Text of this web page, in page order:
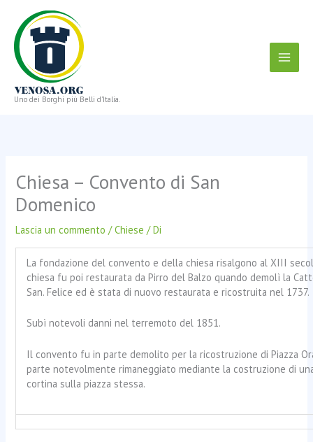
contenuto
Uno dei Borghi più Belli d'Italia.
Chiesa – Convento di San
Domenico
Lascia un commento /Chiese / Di
La fondazione del convento e della chiesa risalgono al XIII
chiesa fu poi restaurata da Pirro del Balzo quando demolì la
San. Felice ed è stata di nuovo restaurata e ricostruita nel 1737.
Subì notevoli danni nel terremoto del 1851.
Il convento fu in parte demolito per la ricostruzione di Piazza
parte notevolmente rimaneggiato mediante la costruzione di
cortina sulla piazza stessa.